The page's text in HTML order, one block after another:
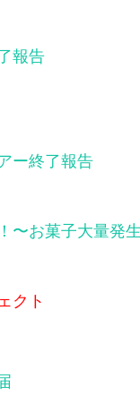
報告
ー終了報告
お菓子大量発
クト